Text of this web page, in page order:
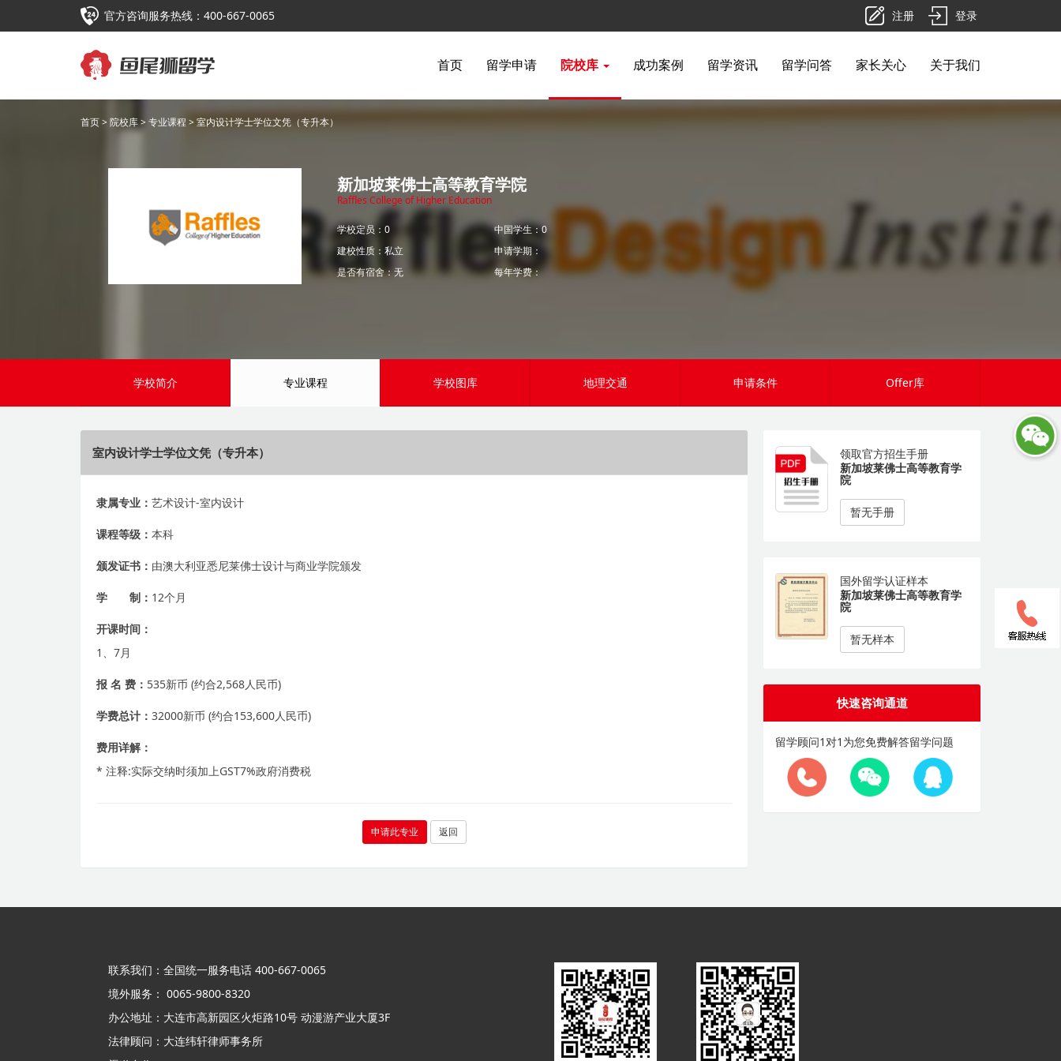
官方咨询服务热线：400-667-0065 登录
注册
首页 留学申请 院校库 成功案例 留学资讯 留学问答 家长关心 关于我们
首页> 院校库> 专业课程 > 室内设计学士学位文凭（专升本）
新加坡莱佛士高等教育学院
Raffles College of Higher Education
学校定员：0
建校性质：私立
是否有宿舍：无
中国学生：0
申请学期：
每年学费：
学校简介 专业课程 学校图库 地理交通 申请条件 Offer库
室内设计学士学位文凭（专升本）
隶属专业： 艺术设计-室内设计
课程等级： 本科
颁发证书： 由澳大利亚悉尼莱佛士设计与商业学院颁发
学 制： 12个月
开课时间：
1、7月
报 名 费： 535新币 (约合2,568人民币)
学费总计： 32000新币 (约合153,600人民币)
费用详解：
* 注释:实际交纳时须加上GST7%政府消费税
申请此专业 返回
领取官方招生手册
新加坡莱佛士高等教育学
院
暂无手册
国外留学认证样本
新加坡莱佛士高等教育学
院
暂无样本
快速咨询通道
留学顾问1对1为您免费解答留学问题
联系我们：全国统一服务电话 400-667-0065
境外服务： 0065-9800-8320
办公地址：大连市高新园区火炬路10号 动漫游产业大厦3F
法律顾问：大连纬轩律师事务所